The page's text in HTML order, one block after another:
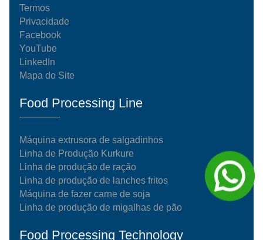
Termos
Privacidade
Facebook
YouTube
LinkedIn
Mapa do Site
Food Processing Line
Máquina extrusora de salgadinhos
Linha de Produção Kurkure
Linha de produção de ração
Linha de produção de lanches fritos
Máquina de fazer carne de soja
Linha de produção de migalhas de pão
Food Processing Technology